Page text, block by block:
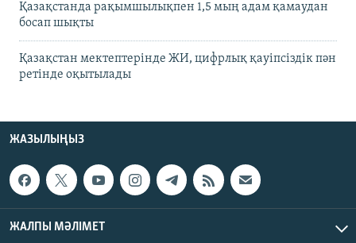
Қазақстанда рақымшылықпен 1,5 мың адам қамаудан
босап шықты
Қазақстан мектептерінде ЖИ, цифрлық қауіпсіздік пән
ретінде оқытылады
ЖАЗЫЛЫҢЫЗ
ЖАЛПЫ МӘЛІМЕТ